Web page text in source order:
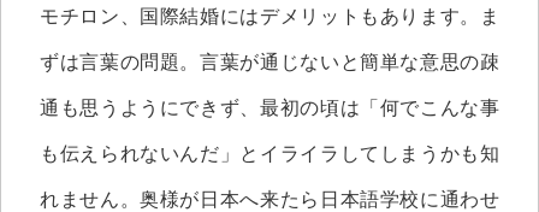
モチロン、国際結婚にはデメリットもあります。ま
ずは言葉の問題。言葉が通じないと簡単な意思の疎
通も思うようにできず、最初の頃は「何でこんな事
も伝えられないんだ」とイライラしてしまうかも知
れません。奥様が日本へ来たら日本語学校に通わせ